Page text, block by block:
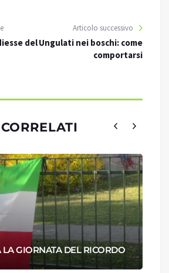
del
Articolo successivo
Ungulati nei boschi: come
comportarsi
LA GIORNATA DEL RICORDO